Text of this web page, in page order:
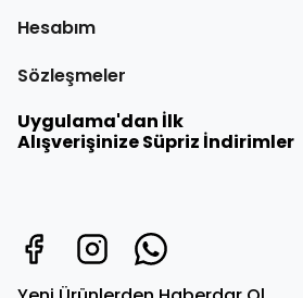
Hesabım
Sözleşmeler
Uygulama'dan İlk
Alışverişinize Süpriz İndirimler